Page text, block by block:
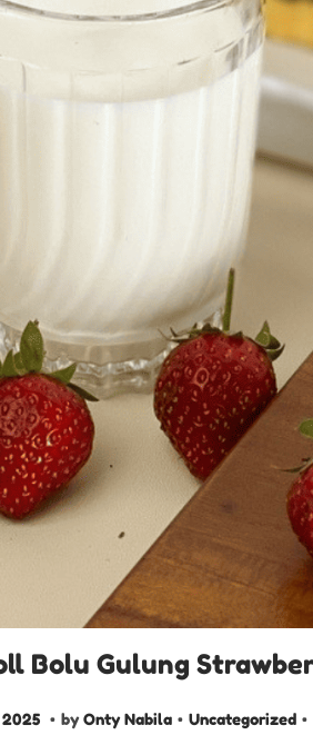
Bolu Gulung
O
. by Onty Nabila . P
Uncategorized .